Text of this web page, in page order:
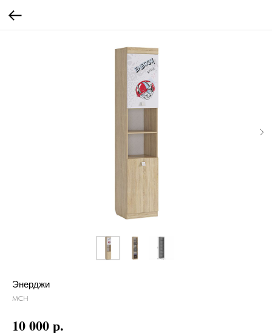
Энерджи
МСН
10 000р.